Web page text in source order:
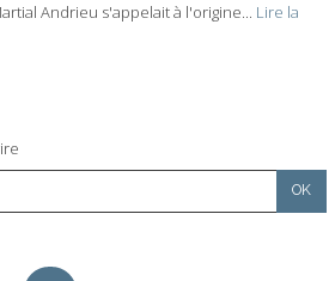
Andrieu s'appelait à l'origine... Lire la